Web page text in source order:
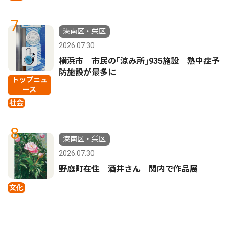
7
トップニュ
ース
社会
港南区・栄区
2026.07.30
横浜市 市民の｢涼み所｣935施設 熱中症予
防施設が最多に
8
文化
港南区・栄区
2026.07.30
野庭町在住 酒井さん 関内で作品展